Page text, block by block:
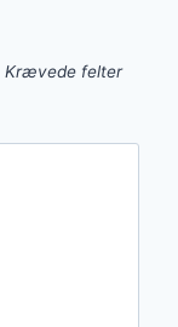
Krævede felter